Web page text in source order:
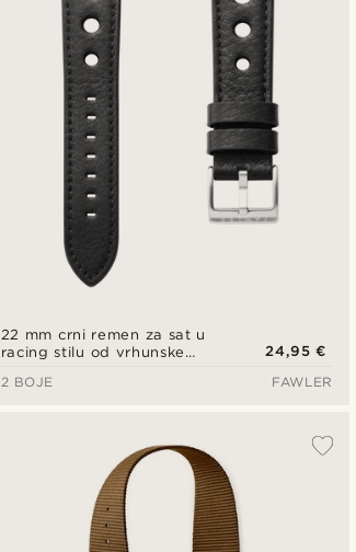
22 mm crni remen za sat u
racing stilu od vrhunske
24,95 €
2 BOJE
FAWLER